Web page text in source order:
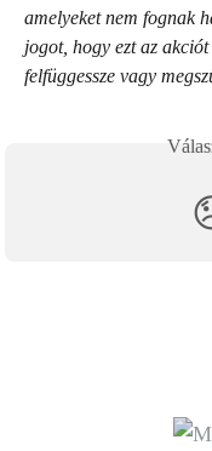
amelyeket nem fognak
jogot, hogy ezt az
felfüggessze vagy